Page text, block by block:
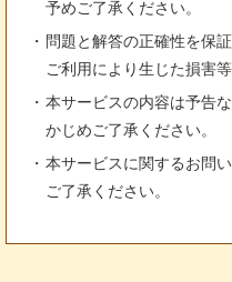
予めご了承ください。
問題と解答の正確性を保
ご利用により生じた損害
本サービスの内容は予告
かじめご了承ください。
本サービスに関するお問
ご了承ください。